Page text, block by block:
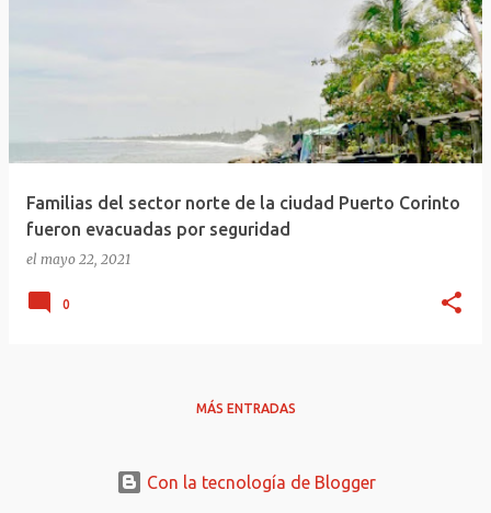
Familias del sector norte de la ciudad Puerto Corinto
fueron evacuadas por seguridad
el mayo 22, 2021
0
MÁS ENTRADAS
Con la tecnología de Blogger